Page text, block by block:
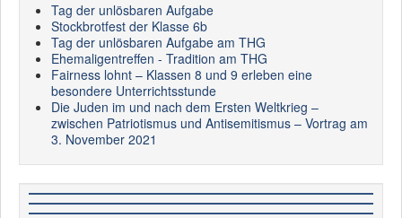
Tag der unlösbaren Aufgabe
Stockbrotfest der Klasse 6b
Tag der unlösbaren Aufgabe am THG
Ehemaligentreffen - Tradition am THG
Fairness lohnt – Klassen 8 und 9 erleben eine
besondere Unterrichtsstunde
Die Juden im und nach dem Ersten Weltkrieg –
zwischen Patriotismus und Antisemitismus – Vortrag am
3. November 2021